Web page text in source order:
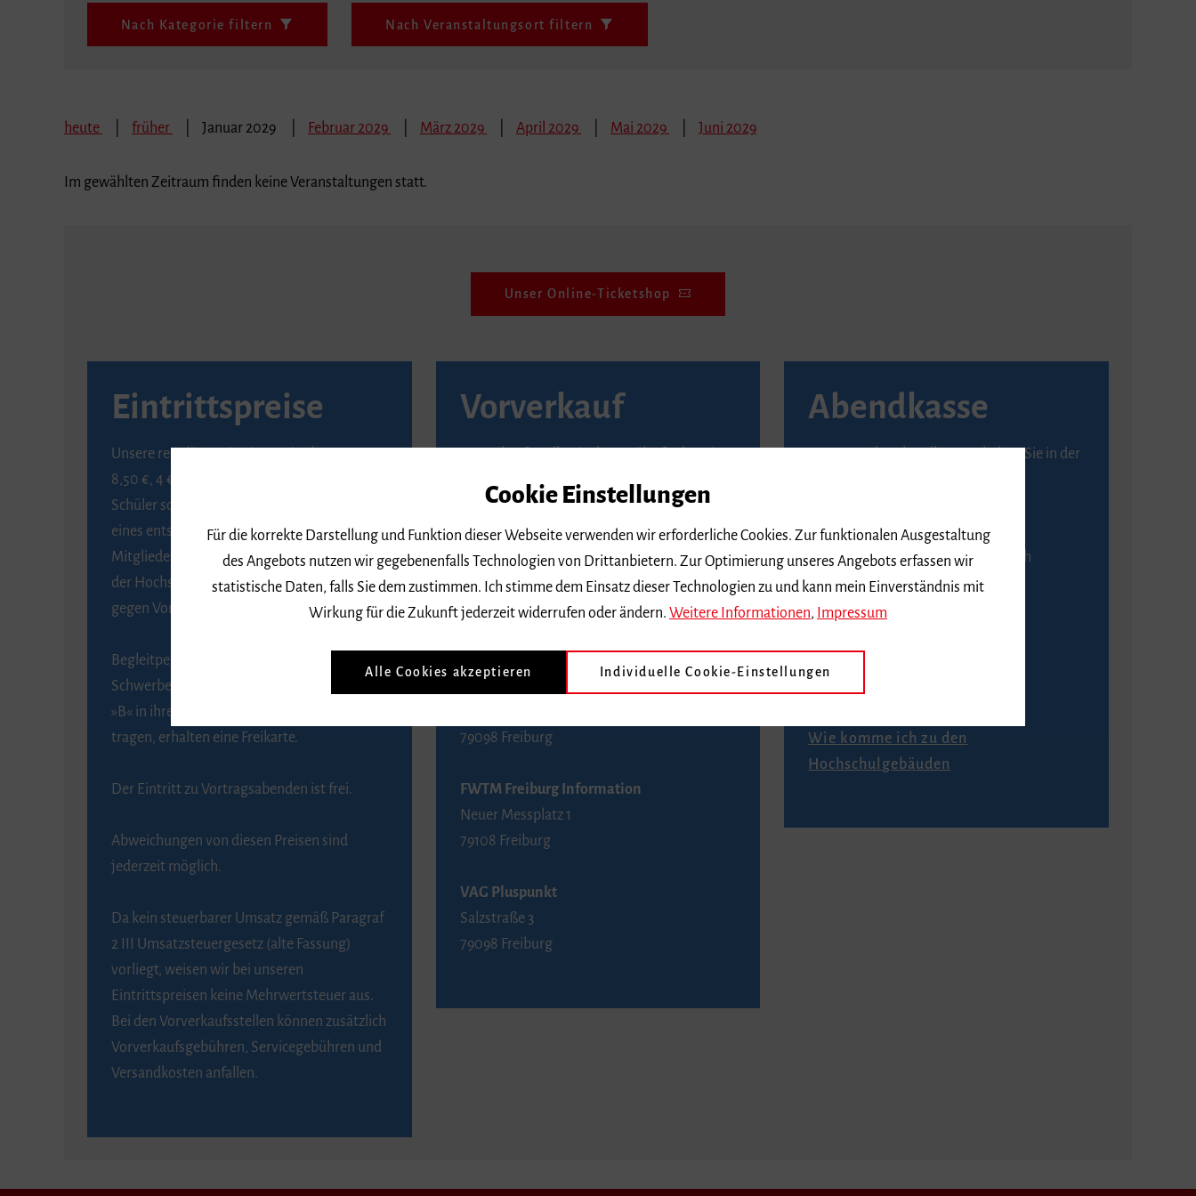
Nach Kategorie filtern Nach Veranstaltungsort filtern
heute früher Januar 2029 Februar 2029 März 2029 April 2029 Mai 2029 Juni 2029
Im gewählten Zeitraum finden keine Veranstaltungen statt.
Unser Online-Ticketshop
Eintrittspreise
Unsere regulären Eintrittspreise betragen
8,50 €, 4 € ermäßigt für Schülerinnen und
Schüler sowie Studierende gegen Vorlage
eines entsprechenden Nachweises, 6 € für
Mitglieder der Gesellschaft zur Förderung
der Hochschule für Musik Freiburg e. V.
gegen Vorlage des Mitgliedsausweises.
Begleitpersonen von Menschen mit
Schwerbehinderung, die das Merkzeichen
»B« in ihrem Schwerbehindertenausweis
tragen, erhalten eine Freikarte.
Der Eintritt zu Vortragsabenden ist frei.
Abweichungen von diesen Preisen sind
jederzeit möglich.
Da kein steuerbarer Umsatz gemäß Paragraf
2 III Umsatzsteuergesetz (alte Fassung)
vorliegt, weisen wir bei unseren
Eintrittspreisen keine Mehrwertsteuer aus.
Bei den Vorverkaufsstellen können zusätzlich
Vorverkaufsgebühren, Servicegebühren und
Versandkosten anfallen.
Vorverkauf
BZ-Kartenservice Freiburg
Kaiser-Joseph-Straße 229
79098 Freiburg
Telefon 0761 4968888 (Reservierungen sind
79098 Freiburg
FWTM Freiburg Information
Neuer Messplatz 1
79108 Freiburg
VAG Pluspunkt
Salzstraße 3
79098 Freiburg
Abendkasse
Karten an der Abendkasse erhalten Sie in der
An der Abendkasse ist ausschließlich
Barzahlung möglich.
Anfahrt
Wie komme ich zu den
Hochschulgebäuden
Cookie Einstellungen
Für die korrekte Darstellung und Funktion dieser Webseite verwenden wir erforderliche Cookies. Zur funktionalen Ausgestaltung
des Angebots nutzen wir gegebenenfalls Technologien von Drittanbietern. Zur Optimierung unseres Angebots erfassen wir
statistische Daten, falls Sie dem zustimmen. Ich stimme dem Einsatz dieser Technologien zu und kann mein Einverständnis mit
Wirkung für die Zukunft jederzeit widerrufen oder ändern. Weitere Informationen, Impressum
Alle Cookies akzeptieren Individuelle Cookie-Einstellungen